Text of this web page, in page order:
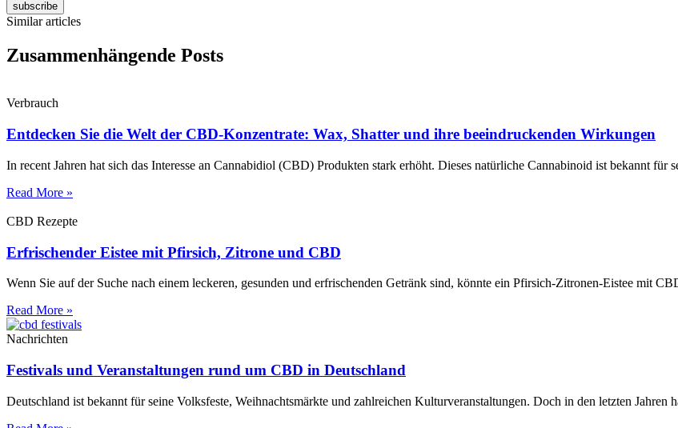
subscribe
Similar articles
Zusammenhängende Posts
Verbrauch
Entdecken Sie die Welt der CBD-Konzentrate: Wax, Shatter und ihre beeindruckenden Wirkungen
In recent Jahren hat sich das Interesse an Cannabidiol (CBD) Produkten stark erhöht. Dieses natürliche Cannabinoid ist bekannt für
Read More »
CBD Rezepte
Erfrischender Eistee mit Pfirsich, Zitrone und CBD
Wenn Sie auf der Suche nach einem leckeren, gesunden und erfrischenden Getränk sind, könnte ein Pfirsich-Zitronen-Eistee mit
Read More »
Nachrichten
Festivals und Veranstaltungen rund um CBD in Deutschland
Deutschland ist bekannt für seine Volksfeste, Weihnachtsmärkte und zahlreichen Kulturveranstaltungen. Doch in den letzten Jahren